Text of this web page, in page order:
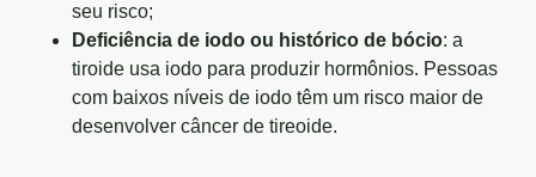
seu risco;
Deficiência de iodo ou histórico de bócio: a
tiroide usa iodo para produzir hormônios. Pessoas
com baixos níveis de iodo têm um risco maior de
desenvolver câncer de tireoide.